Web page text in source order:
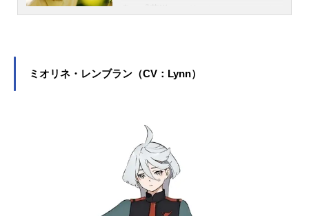
敢な場面も。本記事ではそんなスレ
声優情報などをまとめました。スレ
ッタ・マーキュリー】の設定画を初
公開いたします！▼公式サイトhttp
s://t.co/EDbsQRU6jH#水星の魔女 #
G_Witchpic.twitter.com/jSe10ARJR0
—機動戦士ガンダム水星の魔女(@G_
Witch_M)June17,2022 出身：水星
ーを多く演じています。こちらで
ミオリネ・レンブラン（CV：Lynn）